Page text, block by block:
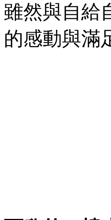
雖然與自給
的感動與滿